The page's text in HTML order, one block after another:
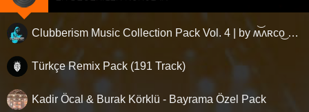
Clubberism Music Collection Pack Vol. 4 | by ʍ͝ʌʀco͜ ʌɴϯσɴio ҇
Türkçe Remix Pack (191 Track)
Kadir Öcal & Burak Körklü - Bayrama Özel Pack